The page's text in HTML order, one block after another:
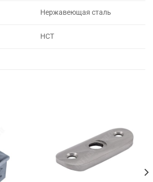
Нержавеющая сталь
НСТ